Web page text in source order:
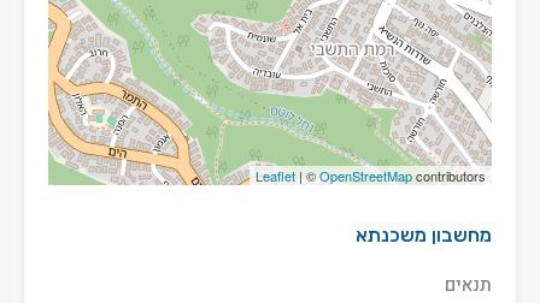
Leaflet | ©OpenStreetMapcontributors
מחשבון משכנתא
תנאים